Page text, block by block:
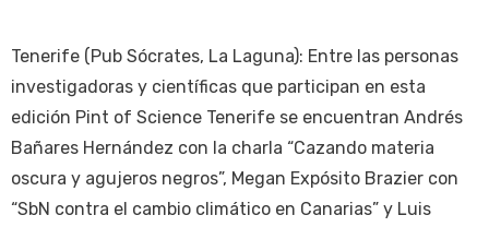
Tenerife (Pub Sócrates, La Laguna): Entre las personas
investigadoras y científicas que participan en esta
edición Pint of Science Tenerife se encuentran Andrés
Bañares Hernández con la charla “Cazando materia
oscura y agujeros negros”, Megan Expósito Brazier con
“SbN contra el cambio climático en Canarias” y Luis